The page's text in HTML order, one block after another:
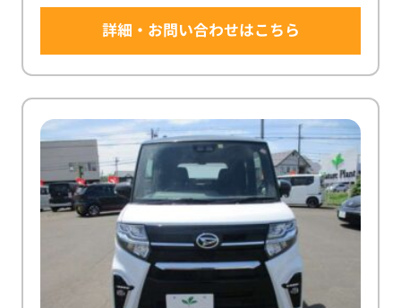
詳細・お問い合わせはこちら